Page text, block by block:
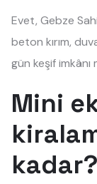
Evet, Gebze
beton kırım,
gün keşif
Mini
kadar?